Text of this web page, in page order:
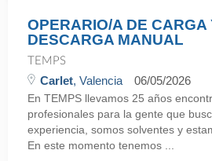
OPERARIO/A DE CARGA
DESCARGA MANUAL
TEMPS
Carlet, Valencia 06/05/2026
En TEMPS llevamos 25 años
profesionales para la gente que
experiencia, somos solventes y
En este momento tenemos ...